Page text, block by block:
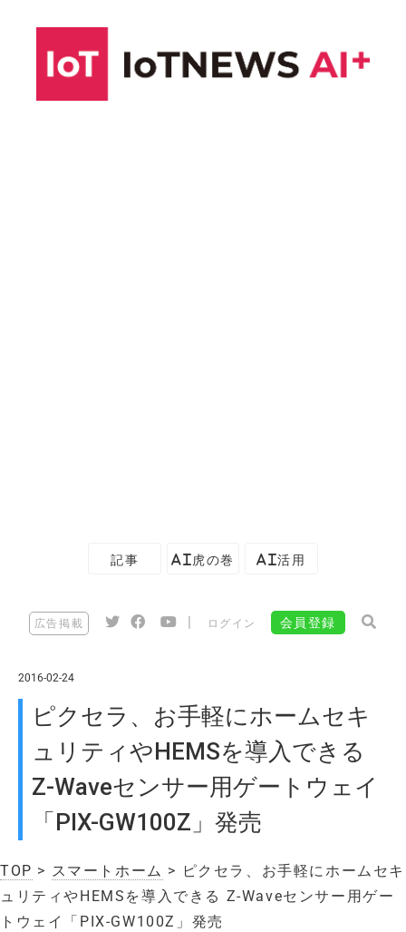
記事 AI虎の巻 AI活用
広告掲載 ログイン 会員登録
2016-02-24
ピクセラ、お手軽にホームセキ
ュリティやHEMSを導入できる
Z-Waveセンサー用ゲートウェイ
「PIX-GW100Z」発売
TOP > スマートホーム > ピクセラ、お手軽にホームセキ
ュリティやHEMSを導入できる Z-Waveセンサー用ゲー
トウェイ「PIX-GW100Z」発売